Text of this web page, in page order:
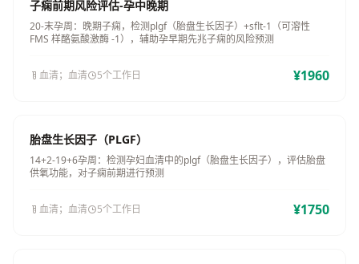
子痫前期风险评估-孕中晚期
20-末孕周：晚期子痫，检测plgf（胎盘生长因子）+sflt-1（可溶性
FMS 样酪氨酸激酶 -1），辅助孕早期先兆子痫的风险预测
血清；血清 5个工作日 ¥1960
胎盘生长因子（PLGF）
14+2-19+6孕周：检测孕妇血清中的plgf（胎盘生长因子），评估胎盘
供氧功能，对子痫前期进行预测
血清；血清 5个工作日 ¥1750